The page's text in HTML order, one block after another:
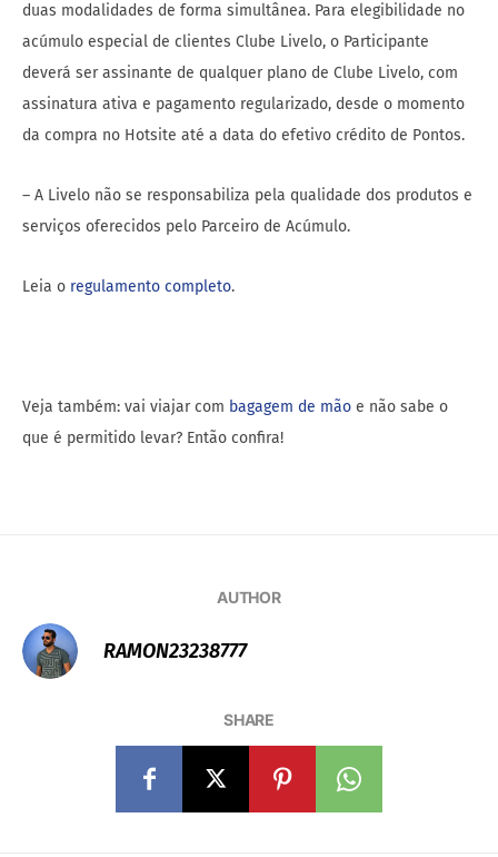
duas modalidades de forma simultânea. Para elegibilidade no
acúmulo especial de clientes Clube Livelo, o Participante
deverá ser assinante de qualquer plano de Clube Livelo, com
assinatura ativa e pagamento regularizado, desde o momento
da compra no Hotsite até a data do efetivo crédito de Pontos.
– A Livelo não se responsabiliza pela qualidade dos produtos e
serviços oferecidos pelo Parceiro de Acúmulo.
Leia o regulamento completo.
Veja também: vai viajar com bagagem de mão e não sabe o
que é permitido levar? Então confira!
AUTHOR
RAMON23238777
SHARE